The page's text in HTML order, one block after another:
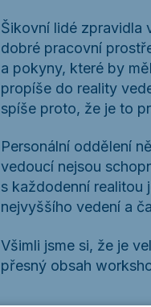
Šikovní lidé zpravidla
dobré pracovní
a pokyny, které by
propíše do reality
spíše proto, že je to
Personální oddělení
vedoucí nejsou
s každodenní realitou
nejvyššího vedení a
Všimli jsme si, že je
přesný obsah